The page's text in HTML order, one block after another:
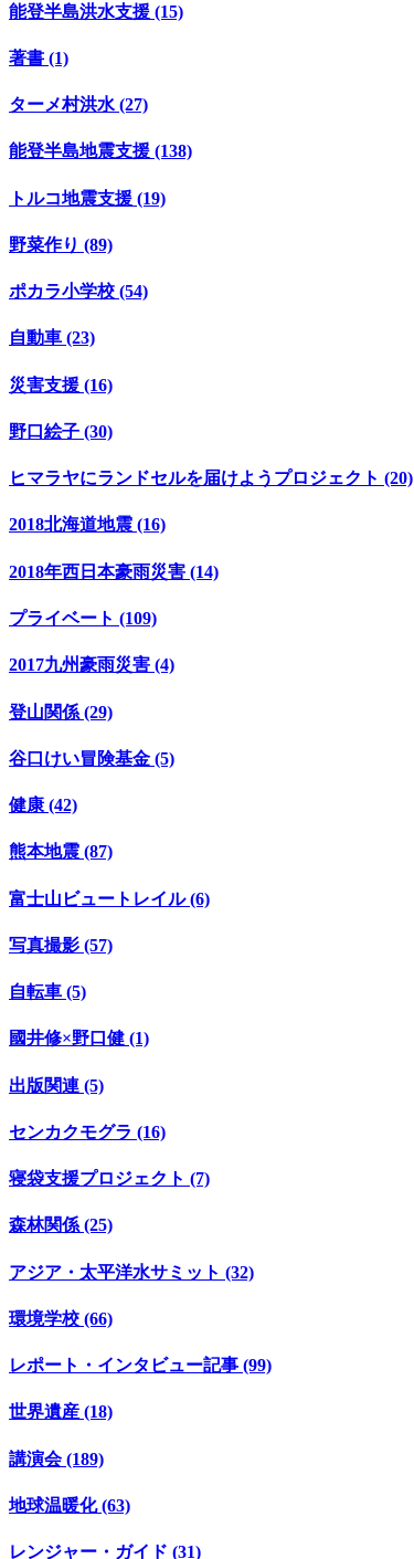
能登半島洪水支援 (15)
著書 (1)
ターメ村洪水 (27)
能登半島地震支援 (138)
トルコ地震支援 (19)
野菜作り (89)
ポカラ小学校 (54)
自動車 (23)
災害支援 (16)
野口絵子 (30)
ヒマラヤにランドセルを届けようプロジェクト (20)
2018北海道地震 (16)
2018年西日本豪雨災害 (14)
プライベート (109)
2017九州豪雨災害 (4)
登山関係 (29)
谷口けい冒険基金 (5)
健康 (42)
熊本地震 (87)
富士山ビュートレイル (6)
写真撮影 (57)
自転車 (5)
國井修×野口健 (1)
出版関連 (5)
センカクモグラ (16)
寝袋支援プロジェクト (7)
森林関係 (25)
アジア・太平洋水サミット (32)
環境学校 (66)
レポート・インタビュー記事 (99)
世界遺産 (18)
講演会 (189)
地球温暖化 (63)
レンジャー・ガイド (31)